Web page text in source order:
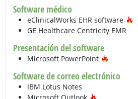
Software médico
eClinicalWorks EHR software
GE Healthcare Centricity EMR
Presentación del software
Microsoft PowerPoint
Software de correo electrónico
IBM Lotus Notes
Microsoft Outlook